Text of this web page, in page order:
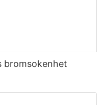
bromsokenhet